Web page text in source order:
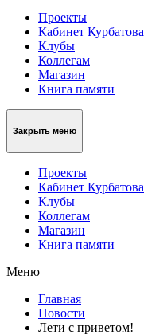
Проекты
Кабинет Курбатова
Клубы
Коллегам
Магазин
Книга памяти
Закрыть меню
Проекты
Кабинет Курбатова
Клубы
Коллегам
Магазин
Книга памяти
Меню
Главная
Новости
Лети с приветом!